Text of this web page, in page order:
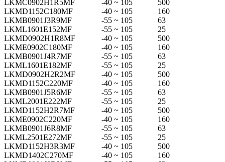
LKMC0902H1R5MF
-40 ~ 105
500
LKMD1152C180MF
-40 ~ 105
160
LKMB0901J3R9MF
-55 ~ 105
63
LKML1601E152MF
-55 ~ 105
25
LKMD0902H1R8MF
-40 ~ 105
500
LKME0902C180MF
-40 ~ 105
160
LKMB0901J4R7MF
-55 ~ 105
63
LKML1601E182MF
-55 ~ 105
25
LKMD0902H2R2MF
-40 ~ 105
500
LKMD1152C220MF
-40 ~ 105
160
LKMB0901J5R6MF
-55 ~ 105
63
LKML2001E222MF
-55 ~ 105
25
LKMD1152H2R7MF
-40 ~ 105
500
LKME0902C220MF
-40 ~ 105
160
LKMB0901J6R8MF
-55 ~ 105
63
LKML2501E272MF
-55 ~ 105
25
LKMD1152H3R3MF
-40 ~ 105
500
LKMD1402C270MF
-40 ~ 105
160